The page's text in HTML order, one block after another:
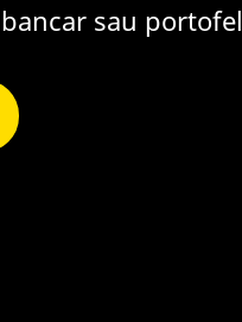
sau portofel